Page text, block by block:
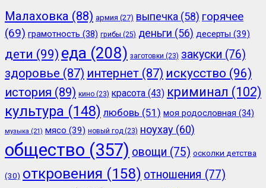
Малаховка (88) армия (27) выпечка (58) горячее
(69) грамотность (38) грибы (25) деньги (56) десерты (39)
дети (99) еда (208) заготовки (23) закуски (76)
здоровье (87) интернет (87) искусство (96)
история (89) кино (23) красота (43) криминал (102)
культура (148) любовь (51) моя родословная (34)
музыка (21) мясо (39) новый год (23) ноухау (60)
общество (357) овощи (75) осколки детства
(30) откровения (158) отношения (77)